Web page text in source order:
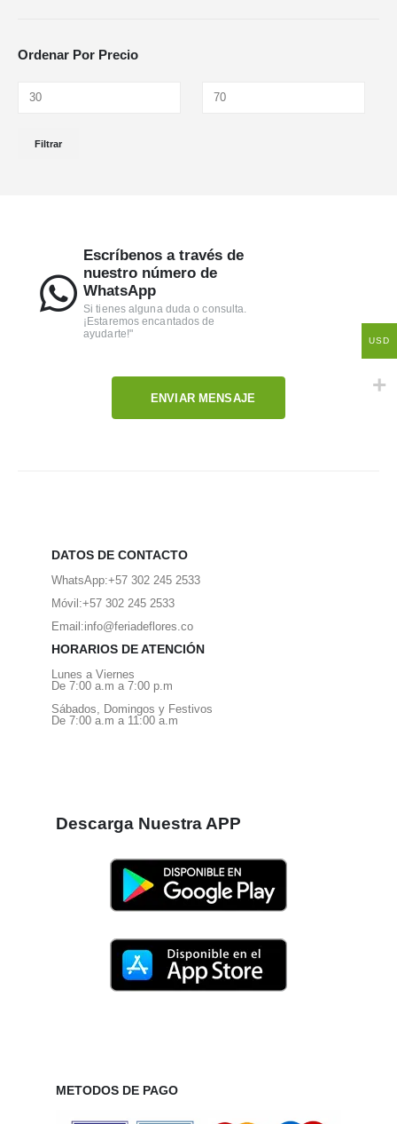
Ordenar Por Precio
Filtrar
Escríbenos a través de
nuestro número de
WhatsApp
Si tienes alguna duda o consulta.
¡Estaremos encantados de
ayudarte!"
ENVIAR MENSAJE
DATOS DE CONTACTO
WhatsApp:+57 302 245 2533
Móvil:+57 302 245 2533
Email:info@feriadeflores.co
HORARIOS DE ATENCIÓN
Lunes a Viernes
De 7:00 a.m a 7:00 p.m
Sábados, Domingos y Festivos
De 7:00 a.m a 11:00 a.m
Descarga Nuestra APP
METODOS DE PAGO
USD